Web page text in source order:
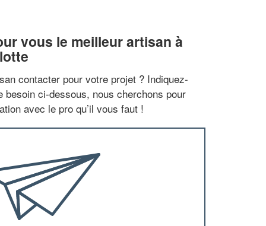
vous le meilleur artisan à
contacter pour votre projet ? Indiquez-
besoin ci-dessous, nous cherchons pour
avec le pro qu’il vous faut !